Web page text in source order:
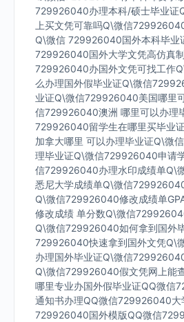
729926040办理本科/硕士毕业
上买文凭可靠吗Q\微信
Q\微信 729926040国外本科毕业
729926040国外大学文凭高仿真
729926040办国外文凭可找工作
么办理国外假毕业证Q\微信
业证Q\微信729926040美国哪里
信729926040澳洲 哪里可以办理
729926040留学生在哪里买毕业
加拿大哪里 可以办理毕业证Q\微
理毕业证Q\微信729926040申请
信729926040办理水印成绩单Q\
悉尼大学成绩单Q\微信
Q\微信729926040修改成绩单
修改成绩 单分数Q\微信
Q\微信729926040如何拿到国外
729926040快速拿到国外文凭Q\
办理国外毕业证Q\微信
Q\微信729926040假文凭网上能
哪里专业办国外假毕业证QQ微信
通知书办理QQ微信729926040大
729926040国外模版QQ微信